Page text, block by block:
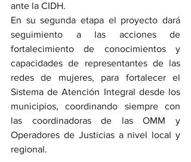
ante la CIDH.
En su segunda etapa el proyecto dará
seguimiento a las acciones de
fortalecimiento de conocimientos y
capacidades de representantes de las
redes de mujeres, para fortalecer el
Sistema de Atención Integral desde los
municipios, coordinando siempre con
las coordinadoras de las OMM y
Operadores de Justicias a nivel local y
regional.